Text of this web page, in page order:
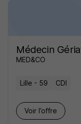
Médecin
MED&CO
Lille - 59 CDI
Voir l’offre